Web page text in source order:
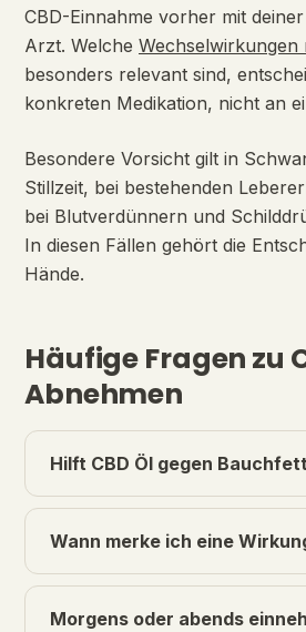
CBD-Einnahme vorher mit
Arzt. Welche Wechselwirkungen
besonders relevant sind,
konkreten Medikation, nicht an
Besondere Vorsicht gilt in
Stillzeit, bei bestehenden
bei Blutverdünnern und
In diesen Fällen gehört die
Hände.
Häufige Fragen zu
Abnehmen
Hilft CBD Öl gegen
Wann merke ich eine
Morgens oder abends